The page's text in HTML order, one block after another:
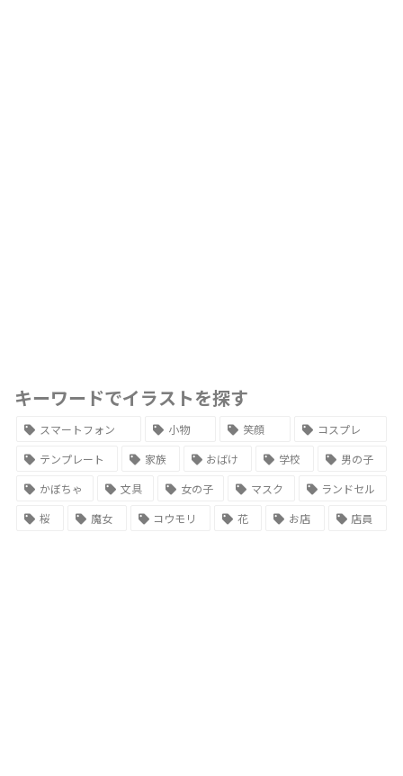
キーワードでイラストを探す
スマートフォン 小物 笑顔
コスプレ
テンプレート
家族 おばけ 学校
男の子
かぼちゃ
文具 女の子 マスク
ランドセル
桜
魔女 コウモリ 花 お店 店員